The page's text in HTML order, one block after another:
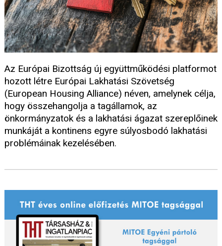
Az Európai Bizottság új együttműködési platformot
hozott létre Európai Lakhatási Szövetség
(European Housing Alliance) néven, amelynek célja,
hogy összehangolja a tagállamok, az
önkormányzatok és a lakhatási ágazat szereplőinek
munkáját a kontinens egyre súlyosbodó lakhatási
problémáinak kezelésében.